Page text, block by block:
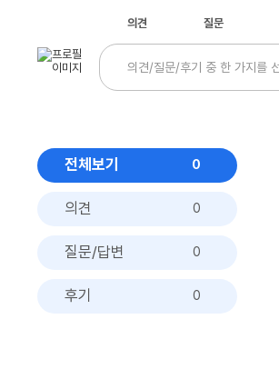
의견 질문
전체보기 0
의견 0
질문/답변 0
후기 0